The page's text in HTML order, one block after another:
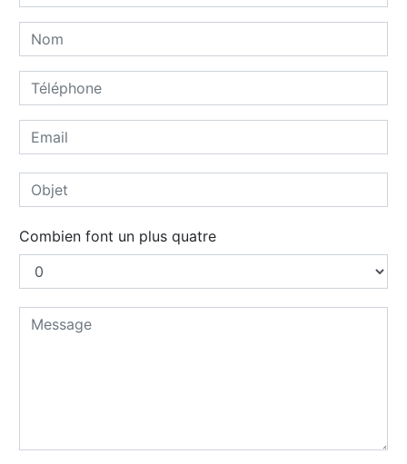
Combien font un plus quatre